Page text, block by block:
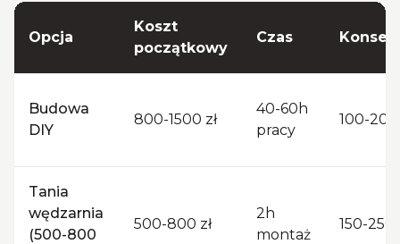
Opcja
Koszt
początkowy
Czas
Budowa
DIY
800-1500 zł
40-60h
pracy
100-200
Tania
wędzarnia
(500-800
500-800 zł
2h
montaż
150-250